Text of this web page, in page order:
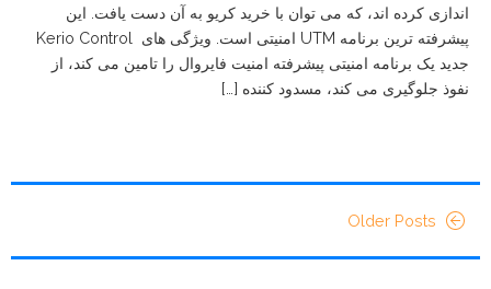
اندازی کرده اند، که می توان با خرید کریو به آن دست یافت. این
پیشرفته ترین برنامه UTM امنیتی است. ویژگی های Kerio Control
جدید یک برنامه امنیتی پیشرفته امنیت فایروال را تامین می کند، از
نفوذ جلوگیری می کند، مسدود کننده […]
Older Posts